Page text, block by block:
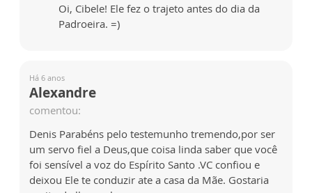
Oi, Cibele! Ele fez o trajeto antes do dia da
Padroeira. =)
Há 6 anos
Alexandre
comentou:
Denis Parabéns pelo testemunho tremendo,por ser
um servo fiel a Deus,que coisa linda saber que você
foi sensível a voz do Espírito Santo .VC confiou e
deixou Ele te conduzir ate a casa da Mãe. Gostaria